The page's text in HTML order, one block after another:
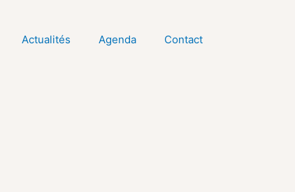
Actualités Agenda Contact